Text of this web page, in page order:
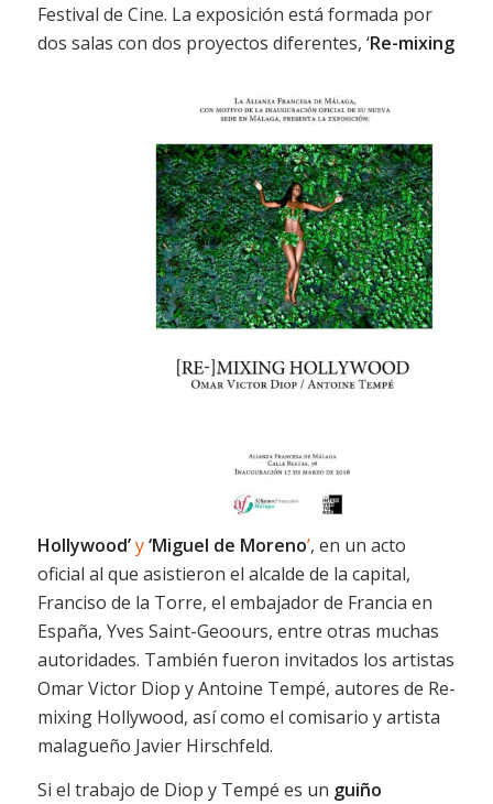
Festival de Cine. La exposición está formada por
dos salas con dos proyectos diferentes, ‘Re-mixing
Hollywood’y ‘Miguel de Moreno’, en un acto
oficial al que asistieron el alcalde de la capital,
Franciso de la Torre, el embajador de Francia en
España, Yves Saint-Geoours, entre otras muchas
autoridades. También fueron invitados los artistas
Omar Victor Diop y Antoine Tempé, autores de Re-
mixing Hollywood, así como el comisario y artista
malagueño Javier Hirschfeld.
Si el trabajo de Diop y Tempé es un guiño